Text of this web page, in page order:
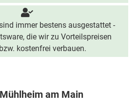
immer bestens ausgestattet -
die wir zu Vorteilspreisen
kostenfrei verbauen.
am Main